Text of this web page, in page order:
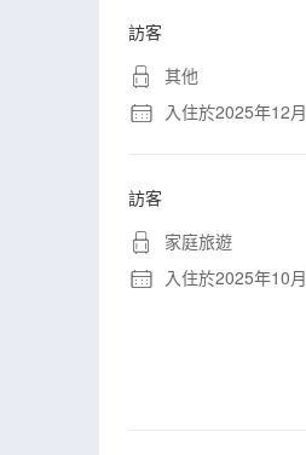
訪客
其他
入住於2025年12月
訪客
家庭旅遊
入住於2025年10月